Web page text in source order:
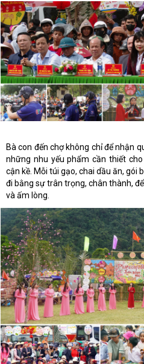
Bà con đến chợ không chỉ để nhận
những nhu yếu phẩm cần thiết
cận kề. Mỗi túi gạo, chai dầu ăn, gói
đi bằng sự trân trọng, chân thành,
và ấm lòng.